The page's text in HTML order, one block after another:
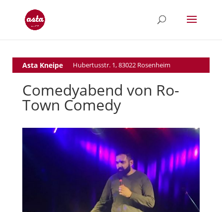
Asta Kneipe Hubertusstr. 1, 83022 Rosenheim
Comedyabend von Ro-
Town Comedy